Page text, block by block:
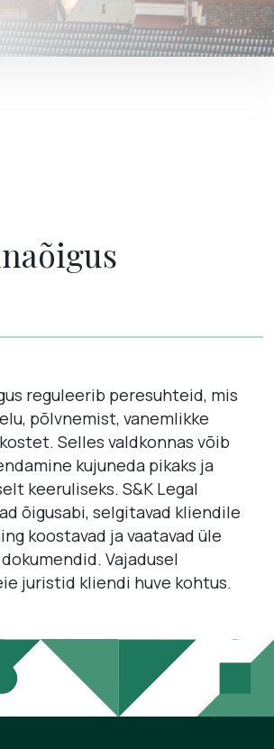
reguleerib peresuhteid, mis
põlvnemist, vanemlikke
Selles valdkonnas võib
kujuneda pikaks ja
keeruliseks. S&K Legal
õigusabi, selgitavad kliendile
koostavad ja vaatavad üle
Vajadusel
juristid kliendi huve kohtus.